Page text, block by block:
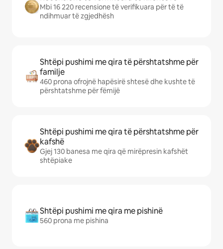
Mbi 16 220 recensione të verifikuara për të të
ndihmuar të zgjedhësh
Shtëpi pushimi me qira të përshtatshme për
familje
460 prona ofrojnë hapësirë shtesë dhe kushte të
përshtatshme për fëmijë
Shtëpi pushimi me qira të përshtatshme për
kafshë
Gjej 130 banesa me qira që mirëpresin kafshët
shtëpiake
Shtëpi pushimi me qira me pishinë
560 prona me pishina